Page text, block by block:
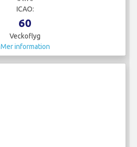
ICAO:
60
Veckoflyg
Mer information